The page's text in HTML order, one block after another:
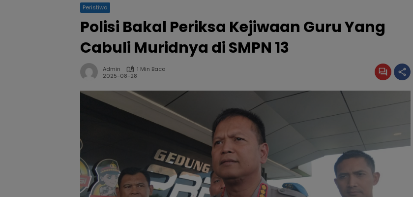
Peristiwa
Polisi Bakal Periksa Kejiwaan Guru Yang
Cabuli Muridnya di SMPN 13
Admin
1 Min Baca
2025-08-28